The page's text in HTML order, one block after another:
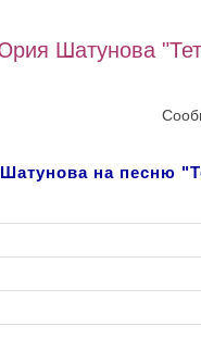
Шатунова
на песню